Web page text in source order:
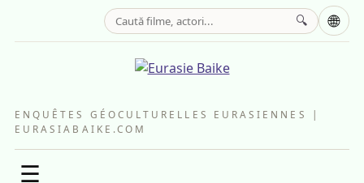
ENQUÊTES GÉOCULTURELLES EURASIENNES |
EURASIABAIKE.COM
☰
🔍 🌐